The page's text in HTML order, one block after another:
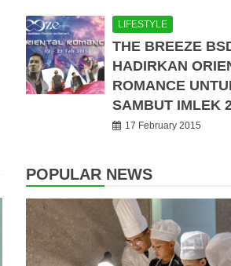
LIFESTYLE
THE BREEZE
HADIRKAN
ROMANCE
SAMBUT IMLEK
17 February 2015
POPULAR NEWS